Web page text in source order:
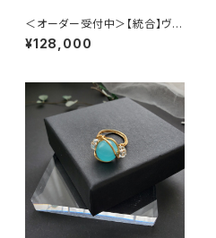
＜オーダー受付中＞【統合】ヴェ
シカパイシス・パワー・プレート
オルゴナイト
¥128,000